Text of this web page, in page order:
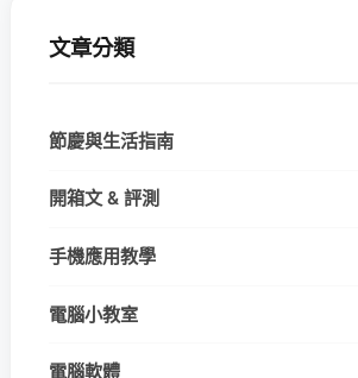
文章分類
節慶與生活指南
開箱文 & 評測
手機應用教學
電腦小教室
電腦軟體